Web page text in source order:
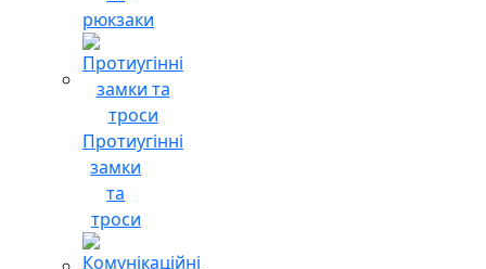
рюкзаки
Протиугінні
замки
та
троси